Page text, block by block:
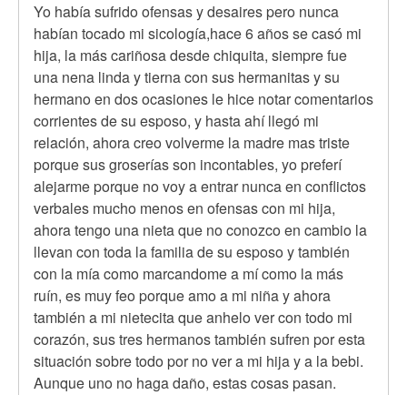
Yo había sufrido ofensas y desaires pero nunca
habían tocado mi sicología,hace 6 años se casó mi
hija, la más cariñosa desde chiquita, siempre fue
una nena linda y tierna con sus hermanitas y su
hermano en dos ocasiones le hice notar comentarios
corrientes de su esposo, y hasta ahí llegó mi
relación, ahora creo volverme la madre mas triste
porque sus groserías son incontables, yo preferí
alejarme porque no voy a entrar nunca en conflictos
verbales mucho menos en ofensas con mi hija,
ahora tengo una nieta que no conozco en cambio la
llevan con toda la familia de su esposo y también
con la mía como marcandome a mí como la más
ruín, es muy feo porque amo a mi niña y ahora
también a mi nietecita que anhelo ver con todo mi
corazón, sus tres hermanos también sufren por esta
situación sobre todo por no ver a mi hija y a la bebi.
Aunque uno no haga daño, estas cosas pasan.